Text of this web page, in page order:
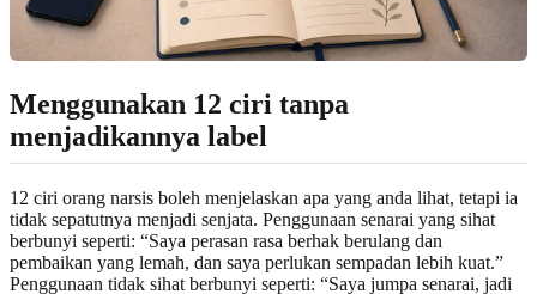
Menggunakan 12 ciri tanpa
menjadikannya label
12 ciri orang narsis boleh menjelaskan apa yang anda lihat, tetapi ia
tidak sepatutnya menjadi senjata. Penggunaan senarai yang sihat
berbunyi seperti: “Saya perasan rasa berhak berulang dan
pembaikan yang lemah, dan saya perlukan sempadan lebih kuat.”
Penggunaan tidak sihat berbunyi seperti: “Saya jumpa senarai, jadi